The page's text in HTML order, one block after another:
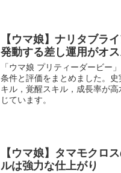
【ウマ娘】ナリタブラ
発動する差し運用がオ
「ウマ娘 プリティーダービー
条件と評価をまとめました。
キル，覚醒スキル，成長率が
じています。
【ウマ娘】タマモクロ
ルは強力な仕上がり